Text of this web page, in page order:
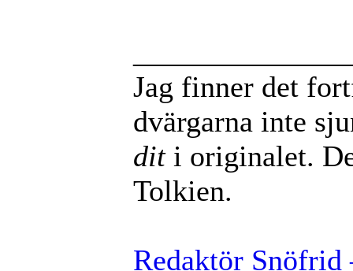
Jag finner det
dvärgarna inte
diti originalet.
Tolkien.
Redaktör